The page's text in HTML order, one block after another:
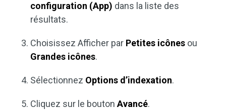
configuration (App) dans la liste des
résultats.
Choisissez Afficher par Petites icônes ou
Grandes icônes.
Sélectionnez Options d’indexation.
Cliquez sur le boutonAvancé.